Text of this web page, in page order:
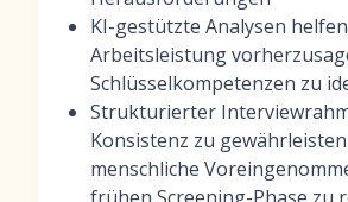
KI-gestützte Analysen
Arbeitsleistung
Schlüsselkompetenzen zu
Strukturierter
Konsistenz zu
menschliche